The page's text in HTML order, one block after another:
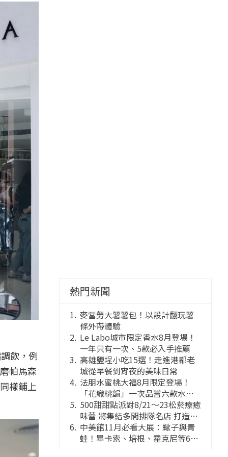
飲，例
帕馬森
樣鋪上
熱門新聞
麥當勞大薯薯包！以設計翻玩薯
條外帶體驗
Le Labo城市限定香水8月登場！
一年只有一次、5款必入手推薦
高雄鹽埕小吃15選！走進港都老
城從早餐到宵夜的美味日常
法朋水蜜桃大福8月限定登場！
「花織桃韻」一次品嘗六款水蜜
桃花果大福
500甜甜點派對8/21～23松菸療癒
味蕾 將集結多間排隊名店 打造靈
感創意的舞台
中美館11月必看大展：蠍子與青
蛙！畢卡索、培根、霍克尼等66